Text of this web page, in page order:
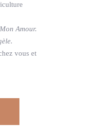
Mon Amour.
vous et